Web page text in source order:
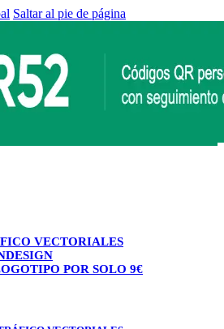
Saltar al pie de página
VECTORIALES
POR SOLO 9€